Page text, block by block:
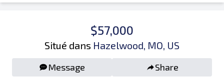
$57,000
Situé dans Hazelwood, MO, US
Message Share